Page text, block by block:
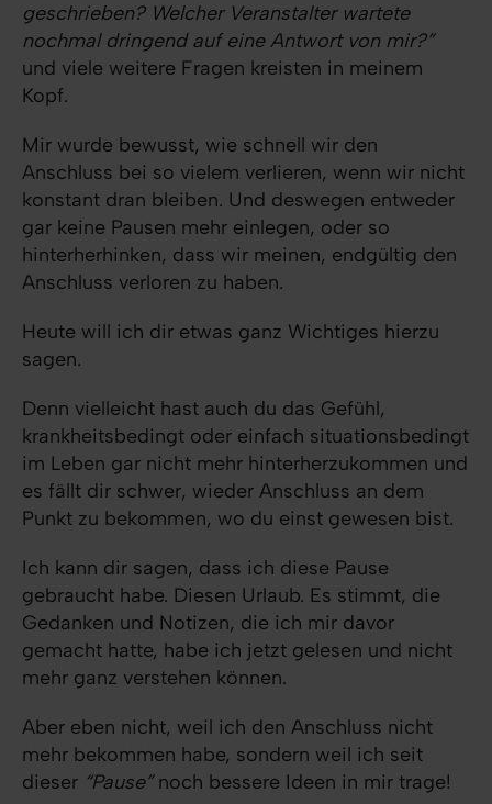
geschrieben? Welcher Veranstalter wartete
nochmal dringend auf eine Antwort von mir?”
und viele weitere Fragen kreisten in meinem
Kopf.
Mir wurde bewusst, wie schnell wir den
Anschluss bei so vielem verlieren, wenn wir nicht
konstant dran bleiben. Und deswegen entweder
gar keine Pausen mehr einlegen, oder so
hinterherhinken, dass wir meinen, endgültig den
Anschluss verloren zu haben.
Heute will ich dir etwas ganz Wichtiges hierzu
sagen.
Denn vielleicht hast auch du das Gefühl,
krankheitsbedingt oder einfach situationsbedingt
im Leben gar nicht mehr hinterherzukommen und
es fällt dir schwer, wieder Anschluss an dem
Punkt zu bekommen, wo du einst gewesen bist.
Ich kann dir sagen, dass ich diese Pause
gebraucht habe. Diesen Urlaub. Es stimmt, die
Gedanken und Notizen, die ich mir davor
gemacht hatte, habe ich jetzt gelesen und nicht
mehr ganz verstehen können.
Aber eben nicht, weil ich den Anschluss nicht
mehr bekommen habe, sondern weil ich seit
dieser “Pause”noch bessere Ideen in mir trage!